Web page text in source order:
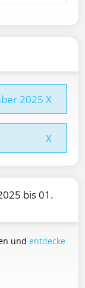
2025 X
X
bis 01.
und entdecke